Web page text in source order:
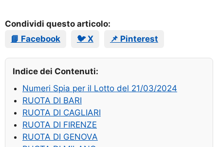
Condividi questo articolo:
📘 Facebook
🐦 X 📌 Pinterest
Indice dei Contenuti:
Numeri Spia per il Lotto del 21/03/2024
RUOTA DI BARI
RUOTA DI CAGLIARI
RUOTA DI FIRENZE
RUOTA DI GENOVA